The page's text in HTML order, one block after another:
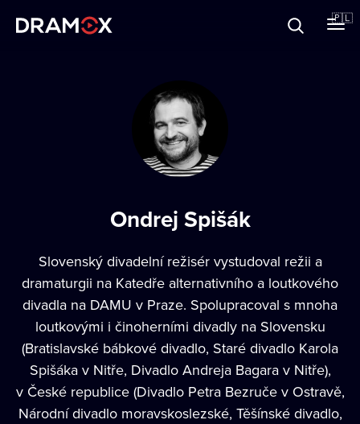
🇵🇱
Ondrej Spišák
Slovenský divadelní režisér vystudoval režii a
dramaturgii na Katedře alternativního a loutkového
divadla na DAMU v Praze. Spolupracoval s mnoha
loutkovými i činoherními divadly na Slovensku
(Bratislavské bábkové divadlo, Staré divadlo Karola
Spišáka v Nitře, Divadlo Andreja Bagara v Nitře),
v České republice (Divadlo Petra Bezruče v Ostravě,
Národní divadlo moravskoslezské, Těšínské divadlo,